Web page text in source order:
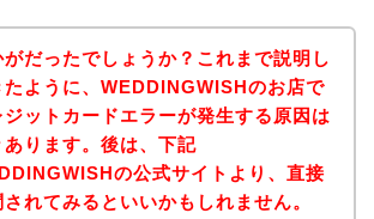
がだったでしょうか？これまで説明し
たように、WEDDINGWISHのお店で
ジットカードエラーが発生する原因は
あります。後は、下記
の公式サイトより、直接
れてみるといいかもしれません。